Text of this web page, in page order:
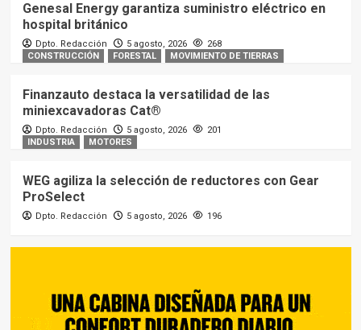
Genesal Energy garantiza suministro eléctrico en
hospital británico
Dpto. Redacción 5 agosto, 2026
268
CONSTRUCCIÓN
FORESTAL MOVIMIENTO DE TIERRAS
Finanzauto destaca la versatilidad de las
miniexcavadoras Cat®
Dpto. Redacción 5 agosto, 2026
201
INDUSTRIA
MOTORES
WEG agiliza la selección de reductores con Gear
ProSelect
Dpto. Redacción 5 agosto, 2026 196